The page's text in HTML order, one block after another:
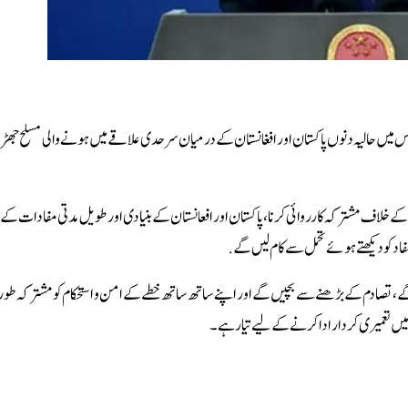
حالیہ دنوں پاکستان اور افغانستان کے درمیان سرحدی علاقے میں ہونے والی مسلح
خلاف مشترکہ کارروائی کرنا، پاکستان اور افعانستان کے بنیادی اور طویل مدتی مفادات
دیکھتے ہوئے تحمل سے کام لیں گے .
کے بڑھنے سے بچیں گے اور اپنے ساتھ ساتھ خطے کے امن و استحکام کو مشترکہ طور
تعمیری کردار ادا کرنے کے لیے تیار ہے۔